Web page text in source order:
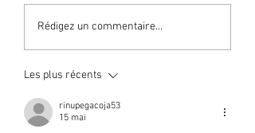
Rédigez un commentaire...
Les plus récents
rinupegacoja53
15 mai